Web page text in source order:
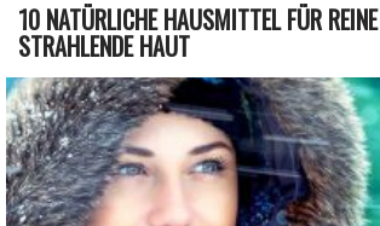
10 NATÜRLICHE HAUSMITTEL FÜR
STRAHLENDE HAUT